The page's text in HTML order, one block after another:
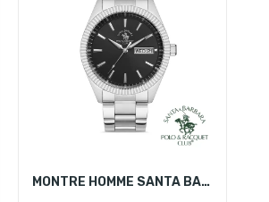
MONTRE HOMME SANTA BARBARA POLO SB.1.10221-2